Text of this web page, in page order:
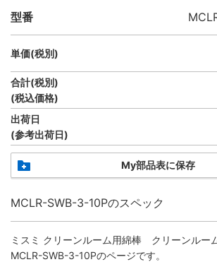
型番
単価(税別)
合計(税別)
(税込価格)
出荷日
(参考出荷日)
My部品表に保存
MCLR-SWB-3-10Pのスペック
ミスミ クリーンルーム用綿棒 クリーンルー
MCLR-SWB-3-10Pのページです。